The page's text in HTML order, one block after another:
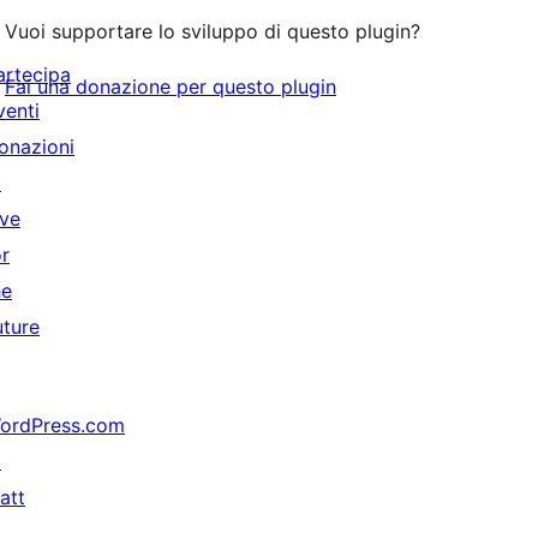
Vuoi supportare lo sviluppo di questo plugin?
Fai una donazione per questo plugin